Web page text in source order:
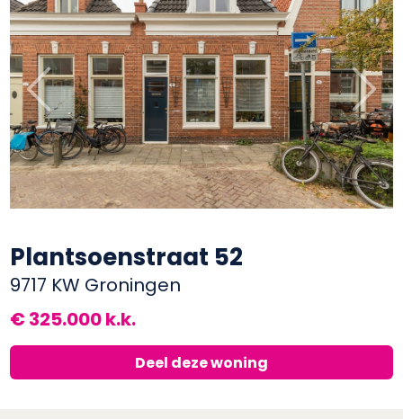
Previous Next
Plantsoenstraat 52
9717 KW Groningen
€ 325.000 k.k.
Deel deze woning